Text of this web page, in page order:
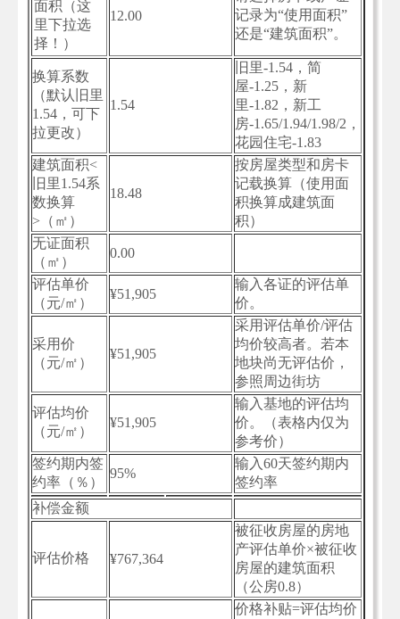
面积（这
里下拉选
择！）
12.00
记录为“使用面积”
还是“建筑面积”。
换算系数
（默认旧里
1.54，可下
拉更改）
1.54
旧里-1.54，简
屋-1.25，新
里-1.82，新工
房-1.65/1.94/1.98/2，
花园住宅-1.83
建筑面积<
旧里1.54系
数换算
>（㎡）
18.48
按房屋类型和房卡
记载换算（使用面
积换算成建筑面
积）
无证面积
（㎡）
0.00
评估单价
（元/㎡）
¥51,905
输入各证的评估单
价。
采用价
（元/㎡）
¥51,905
采用评估单价/评估
均价较高者。若本
地块尚无评估价，
参照周边街坊
评估均价
（元/㎡）
¥51,905
输入基地的评估均
价。（表格内仅为
参考价）
签约期内签
约率（％）
95%
输入60天签约期内
签约率
补偿金额
评估价格 ¥767,364
被征收房屋的房地
产评估单价×被征收
房屋的建筑面积
（公房0.8）
价格补贴=评估均价